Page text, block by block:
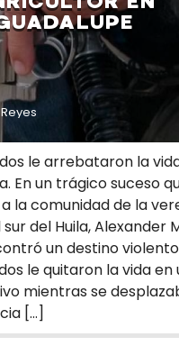
le arrebataron la
En un trágico suceso
la comunidad de la
del Huila, Alexander
un destino
le quitaron la vida en
mientras se
[…]